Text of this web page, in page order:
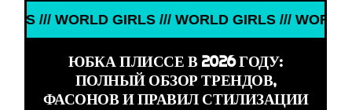
GIRLS /// WORLD GIRLS /// WORLD GIRLS ///
ЮБКА ПЛИССЕ В 2026 ГОДУ:
ПОЛНЫЙ ОБЗОР ТРЕНДОВ,
ФАСОНОВ И ПРАВИЛ СТИЛИЗАЦИИ